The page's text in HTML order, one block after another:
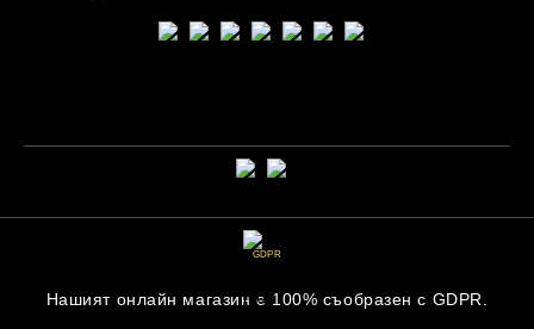
GDPR
Нашият онлайн магазин е 100% съобразен с GDPR.